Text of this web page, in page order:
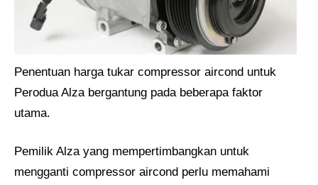
Penentuan harga tukar compressor aircond untuk
Perodua Alza bergantung pada beberapa faktor
utama.
Pemilik Alza yang mempertimbangkan untuk
mengganti compressor aircond perlu memahami